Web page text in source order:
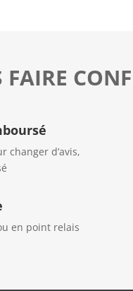
changer d’avis,
en point relais